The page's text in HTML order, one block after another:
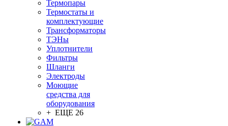
Термопары
Термостаты и
комплектующие
Трансформаторы
ТЭНы
Уплотнители
Фильтры
Шланги
Электроды
Моющие
средства для
оборудования
+ ЕЩЕ 26